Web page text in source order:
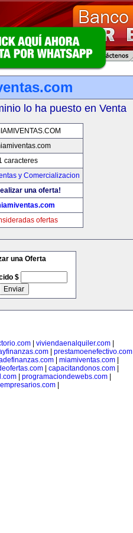
lo ha puesto en Venta
caracteres
y Comercializacion
una oferta!
ofertas
una Oferta
$
viviendaenalquiler.com
prestamoenefectivo.com
miamiventas.com
capacitandonos.com
programaciondewebs.com
|